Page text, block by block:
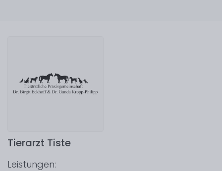
Tierarzt Tiste
Leistungen: